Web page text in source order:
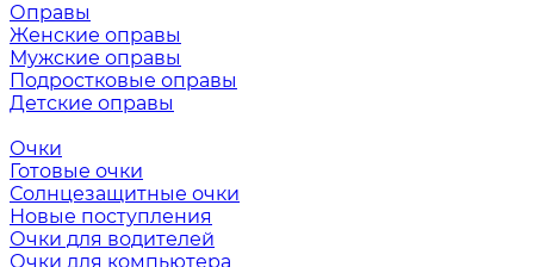
Оправы
Женские оправы
Мужские оправы
Подростковые оправы
Детские оправы
Очки
Готовые очки
Солнцезащитные очки
Новые поступления
Очки для водителей
Очки для компьютера